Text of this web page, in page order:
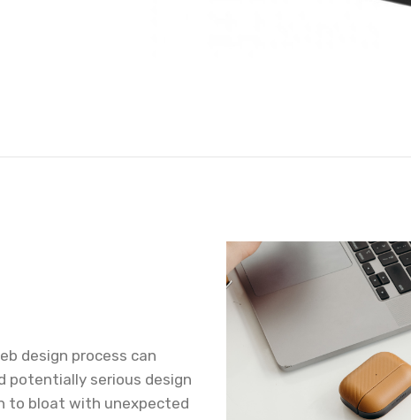
design process can
potentially serious design
to bloat with unexpected